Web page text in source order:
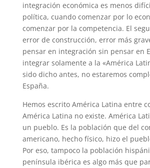
integración económica es menos
política, cuando comenzar por lo
comenzar por la competencia. El
error de construcción, error más
pensar en integración sin pensar en
integrar solamente a la «América
sido dicho antes, no estaremos
España.
Hemos escrito América Latina entre
América Latina no existe. América
un pueblo. Es la población que del
americano, hecho físico, hizo el
Por eso, tampoco la población
península ibérica es algo más que